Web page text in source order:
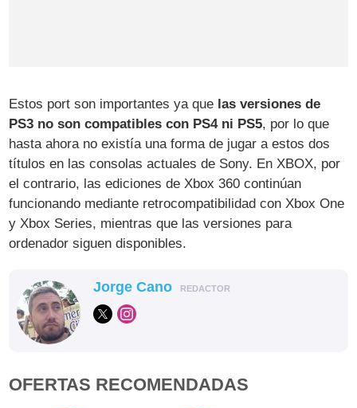
Estos port son importantes ya que las versiones de
PS3 no son compatibles con PS4 ni PS5, por lo que
hasta ahora no existía una forma de jugar a estos dos
títulos en las consolas actuales de Sony. En XBOX, por
el contrario, las ediciones de Xbox 360 continúan
funcionando mediante retrocompatibilidad con Xbox One
y Xbox Series, mientras que las versiones para
ordenador siguen disponibles.
Jorge Cano REDACTOR
OFERTAS RECOMENDADAS